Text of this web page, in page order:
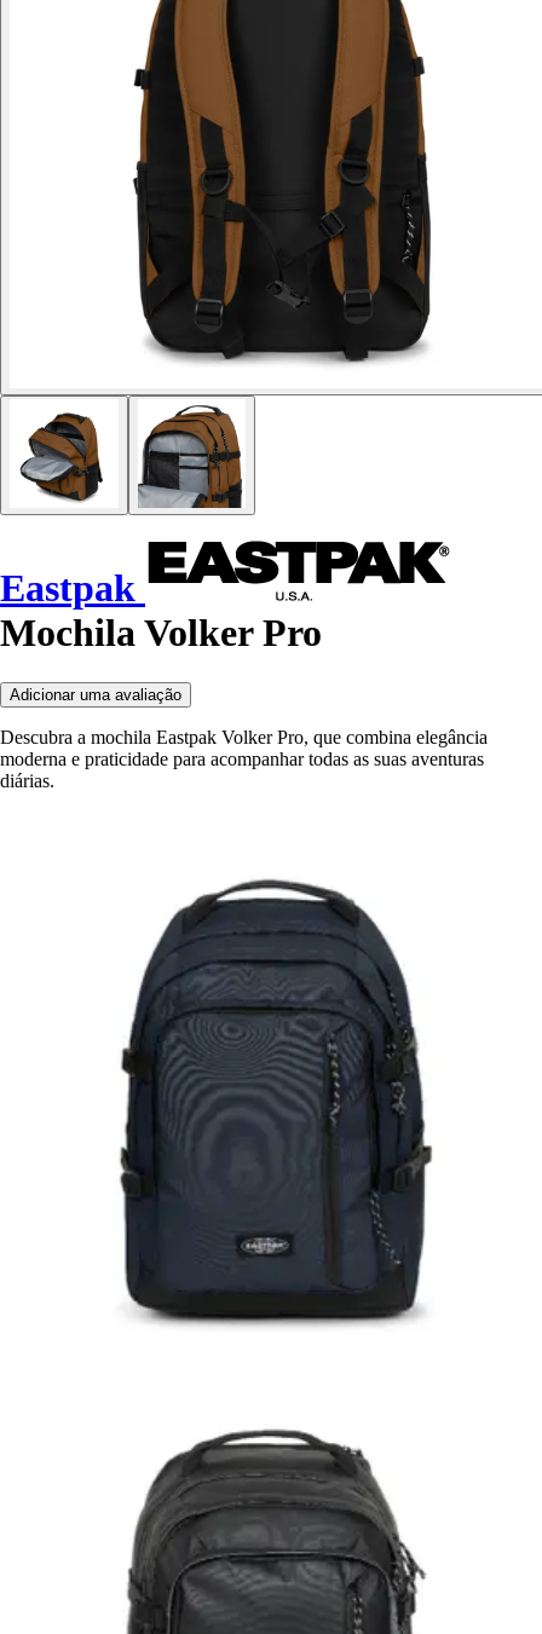
Eastpak
Mochila Volker Pro
Adicionar uma avaliação
Descubra a mochila Eastpak Volker Pro, que combina elegância
moderna e praticidade para acompanhar todas as suas aventuras
diárias.